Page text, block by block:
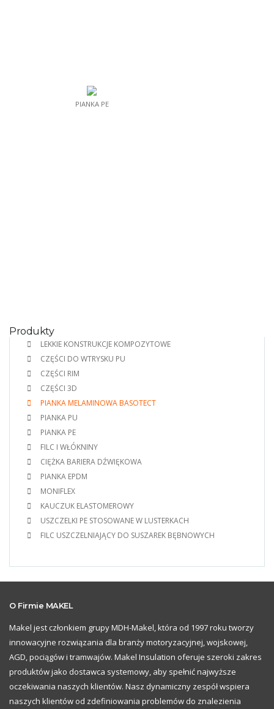
Produkty
LEKKIE KONSTRUKCJE KOMPOZYTOWE
CZĘŚCI DO WTRYSKU PU
CZĘŚCI RIM
CZĘŚCI 3D
PIANKA MELAMINOWA BASOTECT
PIANKA PU
PIANKA PE
FILC I WŁÓKNINY
CIĘŻKA BARIERA DŹWIĘKOWA
PIANKA EPDM
MONIFLEX
KAUCZUK ELASTOMEROWY
USZCZELKI PE STOSOWANE W LUSTERKACH
FILC USZCZELNIAJĄCY DO SUSZAREK BĘBNOWYCH
PIANKA PE
O Firmie MAKEL
Makel jest członkiem grupy MDH-Makel, która od 1997 roku tworzy
innowacyjne rozwiązania dla branży motoryzacyjnej, wojskowej,
AGD, pociągów i tramwajów. Makel Insulation oferuje szeroki zakres
produktów jako dostawca systemowy, aby spełnić najwyższe
oczekiwania naszych klientów. Nasz dynamiczny zespół wspiera
naszych klientów od zdefiniowania problemów do znalezienia